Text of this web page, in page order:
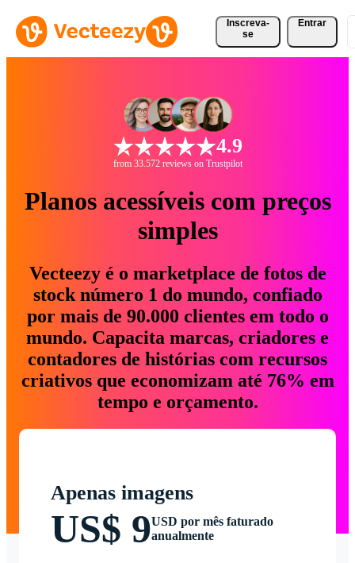
Inscreva-
se
Entrar
4.9
from 33.572 reviews on Trustpilot
Planos acessíveis com preços
simples
Vecteezy é o marketplace de fotos de
stock número 1 do mundo, confiado
por mais de 90.000 clientes em todo o
mundo. Capacita marcas, criadores e
contadores de histórias com recursos
criativos que economizam até 76% em
tempo e orçamento.
Apenas imagens
US$ 9USD por mês faturado
anualmente